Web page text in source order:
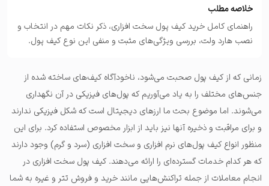
خلاصه مطلب
راهنمای کامل خرید کیف پول سخت افزاری، ذکر نکات مهم در انتخاب و
نصب هارد ولت، بررسی ویژگی‌های مثبت و منفی این نوع کیف پول.
زمانی که از کیف پول صحبت می‌شود، ناخودآگاه کیف‌های ساخته شده از
جنس‌های مختلف را به یاد می‌آوریم که پول‌های فیزیکی در آن نگهداری
می‌شوند. اما موضوع بحث ما ارزهای دیجیتال است که شکل فیزیکی ندارند
و برای مراقبت و ذخیره آنها نیز باید از ابزار مخصوص استفاده کرد. برای این
منظور انواع کیف پول‌های نرم افزاری و سخت افزاری (سرد و گرم) وجود دارند
که هر کدام خدمات گسترده‌ای را ارائه می‌دهند. کیف پول سخت افزاری در
انجام معاملات از جمله تراکنش‌هایی مانند خرید و فروش تتر و غیره به شما